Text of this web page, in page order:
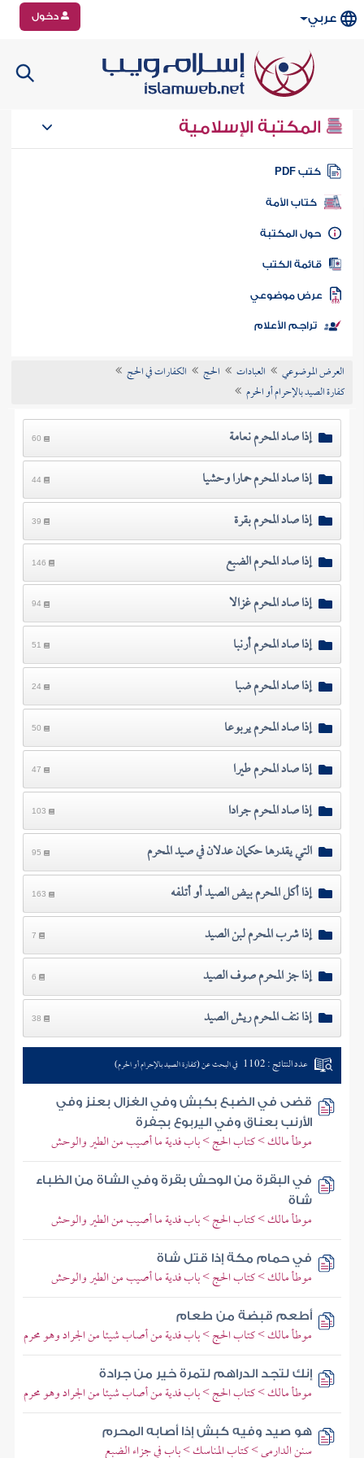
عربي دخول
المكتبة الإسلامية
كتب PDF
كتاب الأمة
المكتبة
الكتب
موضوعي
تراجم الأعلام
العرض الموضوعي العبادات الحج
الكفارات في الحج
كفارة الصيد بالإحرام أو الحرم
إذا صاد المحرم نعامة 60
إذا صاد المحرم حمارا وحشيا 44
إذا صاد المحرم بقرة 39
إذا صاد المحرم الضبع 146
إذا صاد المحرم غزالا 94
إذا صاد المحرم أرنبا 51
إذا صاد المحرم ضبا 24
إذا صاد المحرم يربوعا 50
إذا صاد المحرم طيرا 47
إذا صاد المحرم جرادا 103
التي يقدرها حكمان عدلان في صيد المحرم 95
إذا أكل المحرم بيض الصيد أو أتلفه 163
إذا شرب المحرم لبن الصيد 7
إذا جز المحرم صوف الصيد 6
إذا نتف المحرم ريش الصيد 38
عدد النتائج : 1102 في البحث عن (كفارة الصيد بالإحرام أو الحرم)
قضى في الضبع بكبش وفي الغزال بعنز وفي
الأرنب بعناق وفي اليربوع بجفرة
موطأ مالك > كتاب الحج > باب فدية ما أصيب من الطير والوحش
في البقرة من الوحش بقرة وفي الشاة من الظباء
شاة
موطأ مالك > كتاب الحج > باب فدية ما أصيب من الطير والوحش
في حمام مكة إذا قتل شاة
موطأ مالك > كتاب الحج > باب فدية ما أصيب من الطير والوحش
أطعم قبضة من طعام
موطأ مالك > كتاب الحج > باب فدية من أصاب شيئا من الجراد وهو محرم
إنك لتجد الدراهم لتمرة خير من جرادة
موطأ مالك > كتاب الحج > باب فدية من أصاب شيئا من الجراد وهو محرم
هو صيد وفيه كبش إذا أصابه المحرم
سنن الدارمي > كتاب المناسك > باب في جزاء الضبع